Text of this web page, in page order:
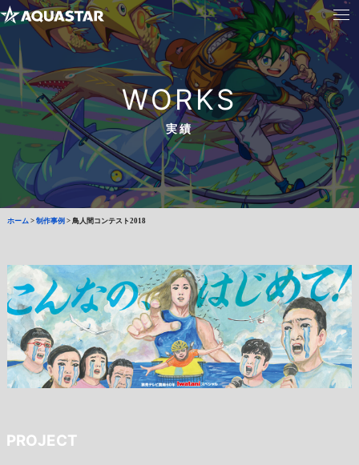
WORKS
実績
ホーム> 制作事例 > 鳥人間コンテスト2018
PROJECT